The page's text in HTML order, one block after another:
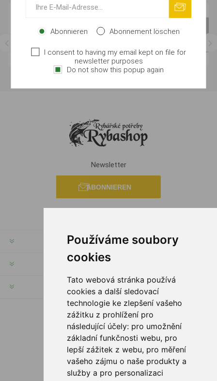
Používáme soubory
cookies
Tato webová stránka používá
cookies a další sledovací
technologie ke zlepšení vašeho
zážitku z prohlížení pro
následující účely: pro umožnění
základní funkčnosti webu, pro
lepší zážitek z webu, pro měření
vašeho zájmu o naše produkty a
služby a pro personalizaci
Newsletter
ABONNIEREN
RECHTE & FRISTEN
KUNDENSERVICE
HILFE & SERVICE
FOLGE UNS
ZAHLUNGSMÖGLICHKEITEN
Abonnieren Abonnement löschen
I consent to having my email kept on file for
newsletter purposes
Do not show this popup again